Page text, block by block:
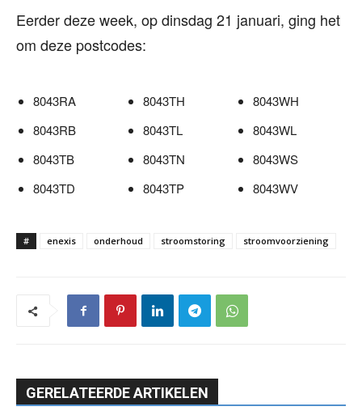
Eerder deze week, op dinsdag 21 januari, ging het
om deze postcodes:
8043RA
8043RB
8043TB
8043TD
8043TH
8043TL
8043TN
8043TP
8043WH
8043WL
8043WS
8043WV
# enexis onderhoud stroomstoring stroomvoorziening
GERELATEERDE ARTIKELEN